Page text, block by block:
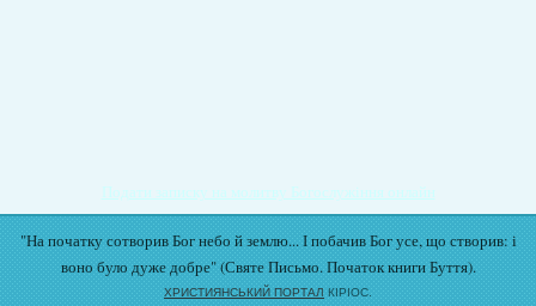
Подати записку на молитву Богослужіння онлайн
"На початку сотворив Бог небо й землю... І побачив Бог усе, що створив: і
воно було дуже добре" (Святе Письмо. Початок книги Буття).
ХРИСТИЯНСЬКИЙ ПОРТАЛ КІРІОС.